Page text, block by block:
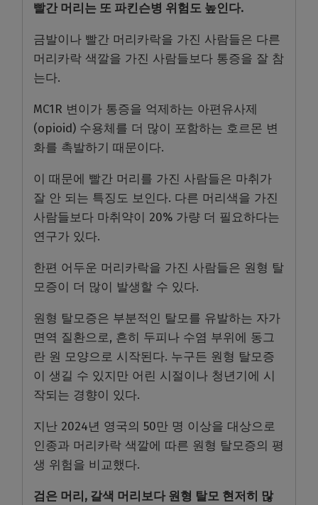
빨간 머리는 또 파킨슨병 위험도 높인다.
금발이나 빨간 머리카락을 가진 사람들은 다른
머리카락 색깔을 가진 사람들보다 통증을 잘 참
는다.
MC1R 변이가 통증을 억제하는 아편유사제
(opioid) 수용체를 더 많이 포함하는 호르몬 변
화를 촉발하기 때문이다.
이 때문에 빨간 머리를 가진 사람들은 마취가
잘 안 되는 특징도 보인다. 다른 머리색을 가진
사람들보다 마취약이 20% 가량 더 필요하다는
연구가 있다.
한편 어두운 머리카락을 가진 사람들은 원형 탈
모증이 더 많이 발생할 수 있다.
원형 탈모증은 부분적인 탈모를 유발하는 자가
면역 질환으로, 흔히 두피나 수염 부위에 동그
란 원 모양으로 시작된다. 누구든 원형 탈모증
이 생길 수 있지만 어린 시절이나 청년기에 시
작되는 경향이 있다.
지난 2024년 영국의 50만 명 이상을 대상으로
인종과 머리카락 색깔에 따른 원형 탈모증의 평
생 위험을 비교했다.
검은 머리, 갈색 머리보다 원형 탈모 현저히 많